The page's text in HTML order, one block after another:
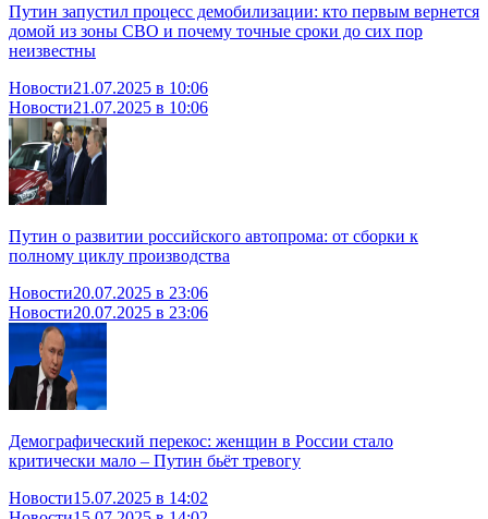
Путин запустил процесс демобилизации: кто первым вернется
домой из зоны СВО и почему точные сроки до сих пор
неизвестны
Новости21.07.2025 в 10:06
Новости21.07.2025 в 10:06
Путин о развитии российского автопрома: от сборки к
полному циклу производства
Новости20.07.2025 в 23:06
Новости20.07.2025 в 23:06
Демографический перекос: женщин в России стало
критически мало – Путин бьёт тревогу
Новости15.07.2025 в 14:02